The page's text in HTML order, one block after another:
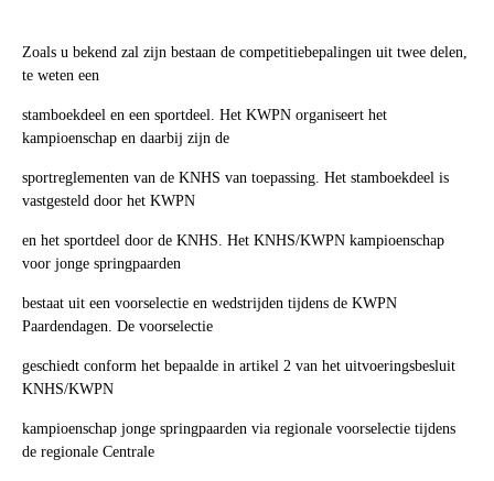
Zoals u bekend zal zijn bestaan de competitiebepalingen uit twee delen,
te weten een
stamboekdeel en een sportdeel. Het KWPN organiseert het
kampioenschap en daarbij zijn de
sportreglementen van de KNHS van toepassing. Het stamboekdeel is
vastgesteld door het KWPN
en het sportdeel door de KNHS. Het KNHS/KWPN kampioenschap
voor jonge springpaarden
bestaat uit een voorselectie en wedstrijden tijdens de KWPN
Paardendagen. De voorselectie
geschiedt conform het bepaalde in artikel 2 van het uitvoeringsbesluit
KNHS/KWPN
kampioenschap jonge springpaarden via regionale voorselectie tijdens
de regionale Centrale